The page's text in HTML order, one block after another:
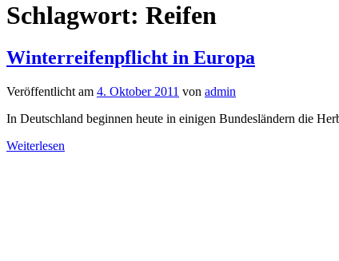
Schlagwort: Reifen
Winterreifenpflicht in Europa
Veröffentlicht am 4. Oktober 2011 von admin
In Deutschland beginnen heute in einigen Bundesländern die
Weiterlesen